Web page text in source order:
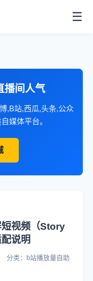
☰
播间人气
,B站,西瓜,头条,公众
媒体平台。
短视频（Story
说明
类：b站播放量自助